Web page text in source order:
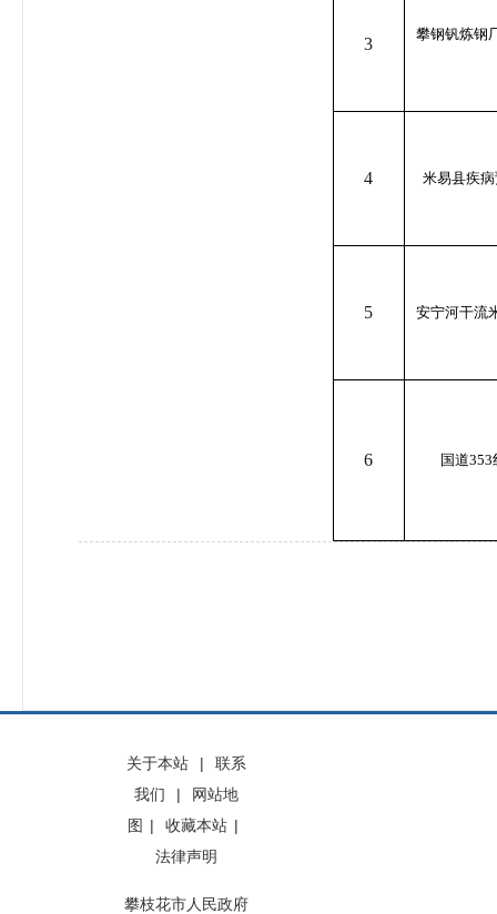
3
攀钢钒炼钢
4 米易县疾
5 安宁河干流
6 国道
关于本站 |
联系
我们
|
网站地
图 | 收藏本站 |
法律声明
攀枝花市人民政府